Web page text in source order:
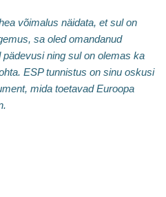
võimalus näidata, et sul on
sa oled omandanud
ning sul on olemas ka
ESP tunnistus on sinu oskusi
mida toetavad Euroopa